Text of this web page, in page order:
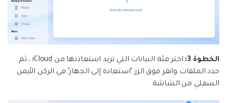
الخطوة 3:
اختر فئة البيانات التي تريد استعادتها من iCloud ، ثم
حدد الملفات وانقر فوق الزر "استعادة إلى الجهاز" في الركن الأيمن
السفلي من الشاشة.